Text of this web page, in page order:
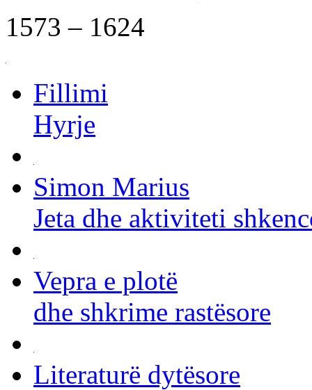
1573 – 1624
Fillimi
Hyrje
Simon Marius
Jeta dhe aktiviteti
Vepra e plotë
dhe shkrime rastësore
Literaturë dytësore